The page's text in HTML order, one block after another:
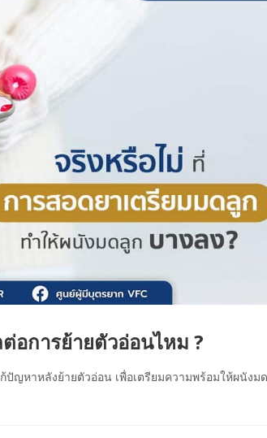
อการย้ายตัวอ่อนไหม ?
ปัญหาหลังย้ายตัวอ่อน เพื่อเตรียมความพร้อมให้ผนังม